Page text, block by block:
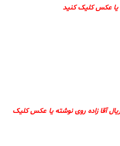
عکس کلیک کنید
آقا زاده روی نوشته یا عکس کلیک